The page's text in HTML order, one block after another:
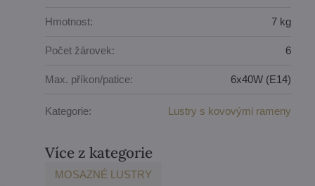
Hmotnost: 7 kg
Počet žárovek: 6
Max. příkon/patice: 6x40W (E14)
Kategorie: Lustry s kovovými rameny
Více z kategorie
MOSAZNÉ LUSTRY